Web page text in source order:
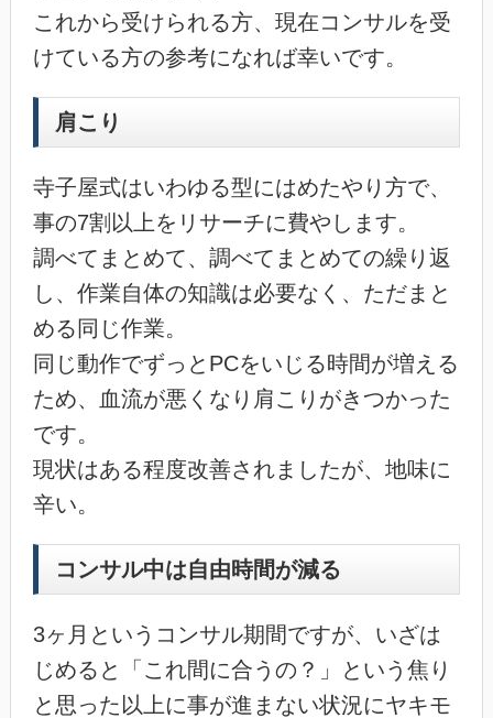
これから受けられる方、現在コンサルを受
けている方の参考になれば幸いです。
肩こり
寺子屋式はいわゆる型にはめたやり方で、
事の7割以上をリサーチに費やします。
調べてまとめて、調べてまとめての繰り返
し、作業自体の知識は必要なく、ただまと
める同じ作業。
同じ動作でずっとPCをいじる時間が増える
ため、血流が悪くなり肩こりがきつかった
です。
現状はある程度改善されましたが、地味に
辛い。
コンサル中は自由時間が減る
3ヶ月というコンサル期間ですが、いざは
じめると「これ間に合うの？」という焦り
と思った以上に事が進まない状況にヤキモ